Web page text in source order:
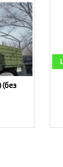
(без